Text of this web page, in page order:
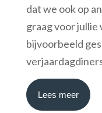
dat we ook op
graag voor jullie
bijvoorbeeld
Lees meer